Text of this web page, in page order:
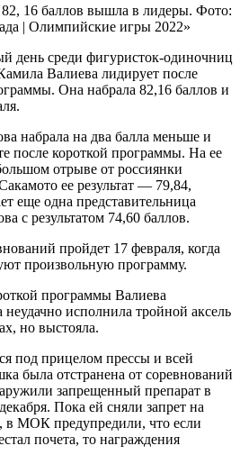
16 баллов вышла в лидеры. Фото:
| Олимпийские игры 2022»
день среди фигуристок-одиночниц
Валиева лидирует после
Она набрала 82,16 баллов и
набрала на два балла меньше и
после короткой программы. На ее
отрыве от россиянки
ее результат — 79,84,
еще одна представительница
с результатом 74,60 баллов.
пройдет 17 февраля, когда
произвольную программу.
программы Валиева
исполнила тройной аксель
но выстояла.
под прицелом прессы и всей
была отстранена от соревнований
запрещенный препарат в
Пока ей сняли запрет на
в МОК предупредили, что если
почета, то награждения